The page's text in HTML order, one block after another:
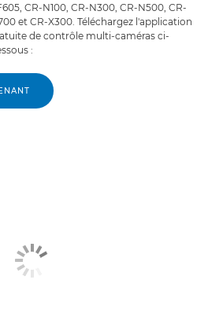
CR-N100, CR-N300, CR-N500, CR-
et CR-X300. Téléchargez l'application
de contrôle multi-caméras ci-
: